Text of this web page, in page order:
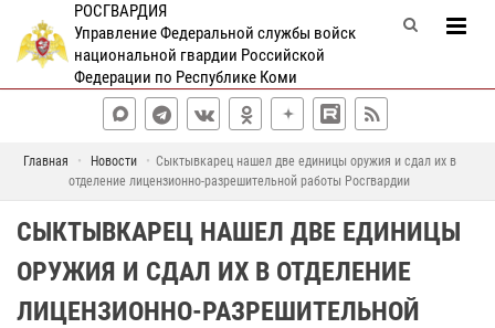
РОСГВАРДИЯ
Управление Федеральной службы войск
национальной гвардии Российской
Федерации по Республике Коми
Главная Новости
Сыктывкарец нашел две единицы оружия и сдал их в
отделение лицензионно-разрешительной работы Росгвардии
СЫКТЫВКАРЕЦ НАШЕЛ ДВЕ ЕДИНИЦЫ
ОРУЖИЯ И СДАЛ ИХ В ОТДЕЛЕНИЕ
ЛИЦЕНЗИОННО-РАЗРЕШИТЕЛЬНОЙ